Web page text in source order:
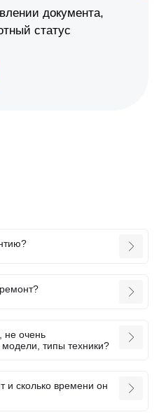
документа,
статус
не очень
типы техники?
и сколько времени он